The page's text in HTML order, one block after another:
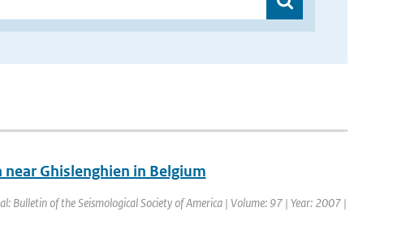
Ghislenghien in Belgium
Bulletin of the Seismological Society of America | Volume: 97 | Year: 2007 |